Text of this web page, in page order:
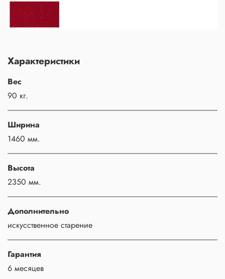
Характеристики
Вес
90 кг.
Ширина
1460 мм.
Высота
2350 мм.
Дополнительно
искусственное старение
Гарантия
6 месяцев